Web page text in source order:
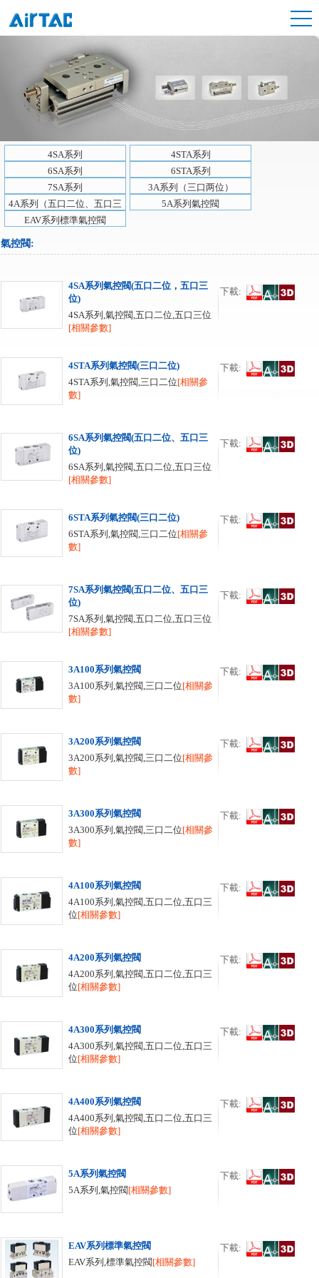
4SA系列
4STA系列
6SA系列
6STA系列
7SA系列
3A系列（三口两位）
4A系列（五口二位、五口三
位）
5A系列氣控閥
EAV系列標準氣控閥
氣控閥:
4SA系列氣控閥(五口二位，五口三
位)
4SA系列,氣控閥,五口二位,五口三位
[相關參數]
下載:
4STA系列氣控閥(三口二位)
4STA系列,氣控閥,三口二位[相關參
數]
下載:
6SA系列氣控閥(五口二位、五口三
位)
6SA系列,氣控閥,五口二位,五口三位
[相關參數]
下載:
6STA系列氣控閥(三口二位)
6STA系列,氣控閥,三口二位[相關參
數]
下載:
7SA系列氣控閥(五口二位、五口三
位)
7SA系列,氣控閥,五口二位,五口三位
[相關參數]
下載:
3A100系列氣控閥
3A100系列,氣控閥,三口二位[相關參
數]
下載:
3A200系列氣控閥
3A200系列,氣控閥,三口二位[相關參
數]
下載:
3A300系列氣控閥
3A300系列,氣控閥,三口二位[相關參
數]
下載:
4A100系列氣控閥
4A100系列,氣控閥,五口二位,五口三
位[相關參數]
下載:
4A200系列氣控閥
4A200系列,氣控閥,五口二位,五口三
位[相關參數]
下載:
4A300系列氣控閥
4A300系列,氣控閥,五口二位,五口三
位[相關參數]
下載:
4A400系列氣控閥
4A400系列,氣控閥,五口二位,五口三
位[相關參數]
下載:
5A系列氣控閥
5A系列,氣控閥[相關參數]
下載:
EAV系列標準氣控閥
EAV系列,標準氣控閥[相關參數]
下載: